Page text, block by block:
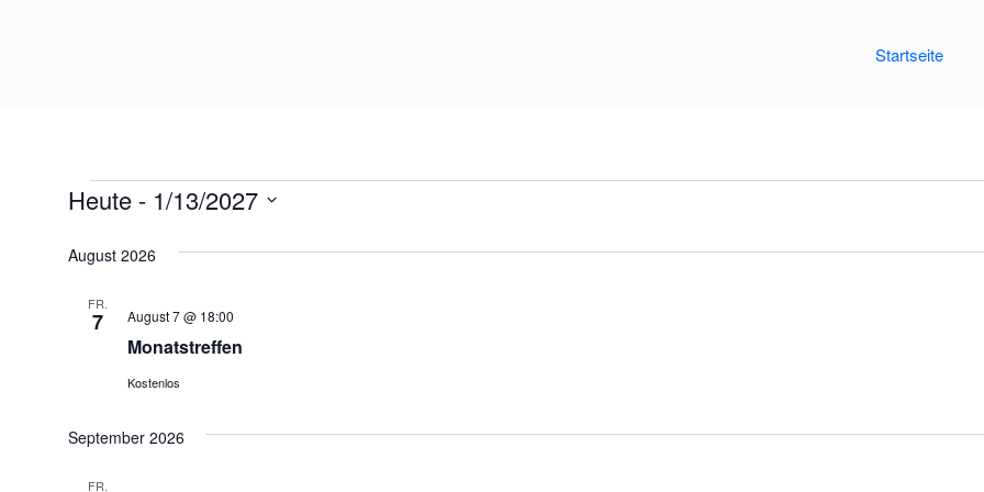
Startseite
Heute - 1/13/2027
wählen.
August 2026
FR.
7
Monatstreffen
August 7 @ 18:00
Kostenlos
September 2026
FR.